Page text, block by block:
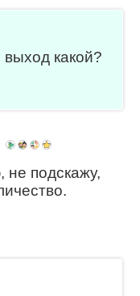
какой?
не подскажу,